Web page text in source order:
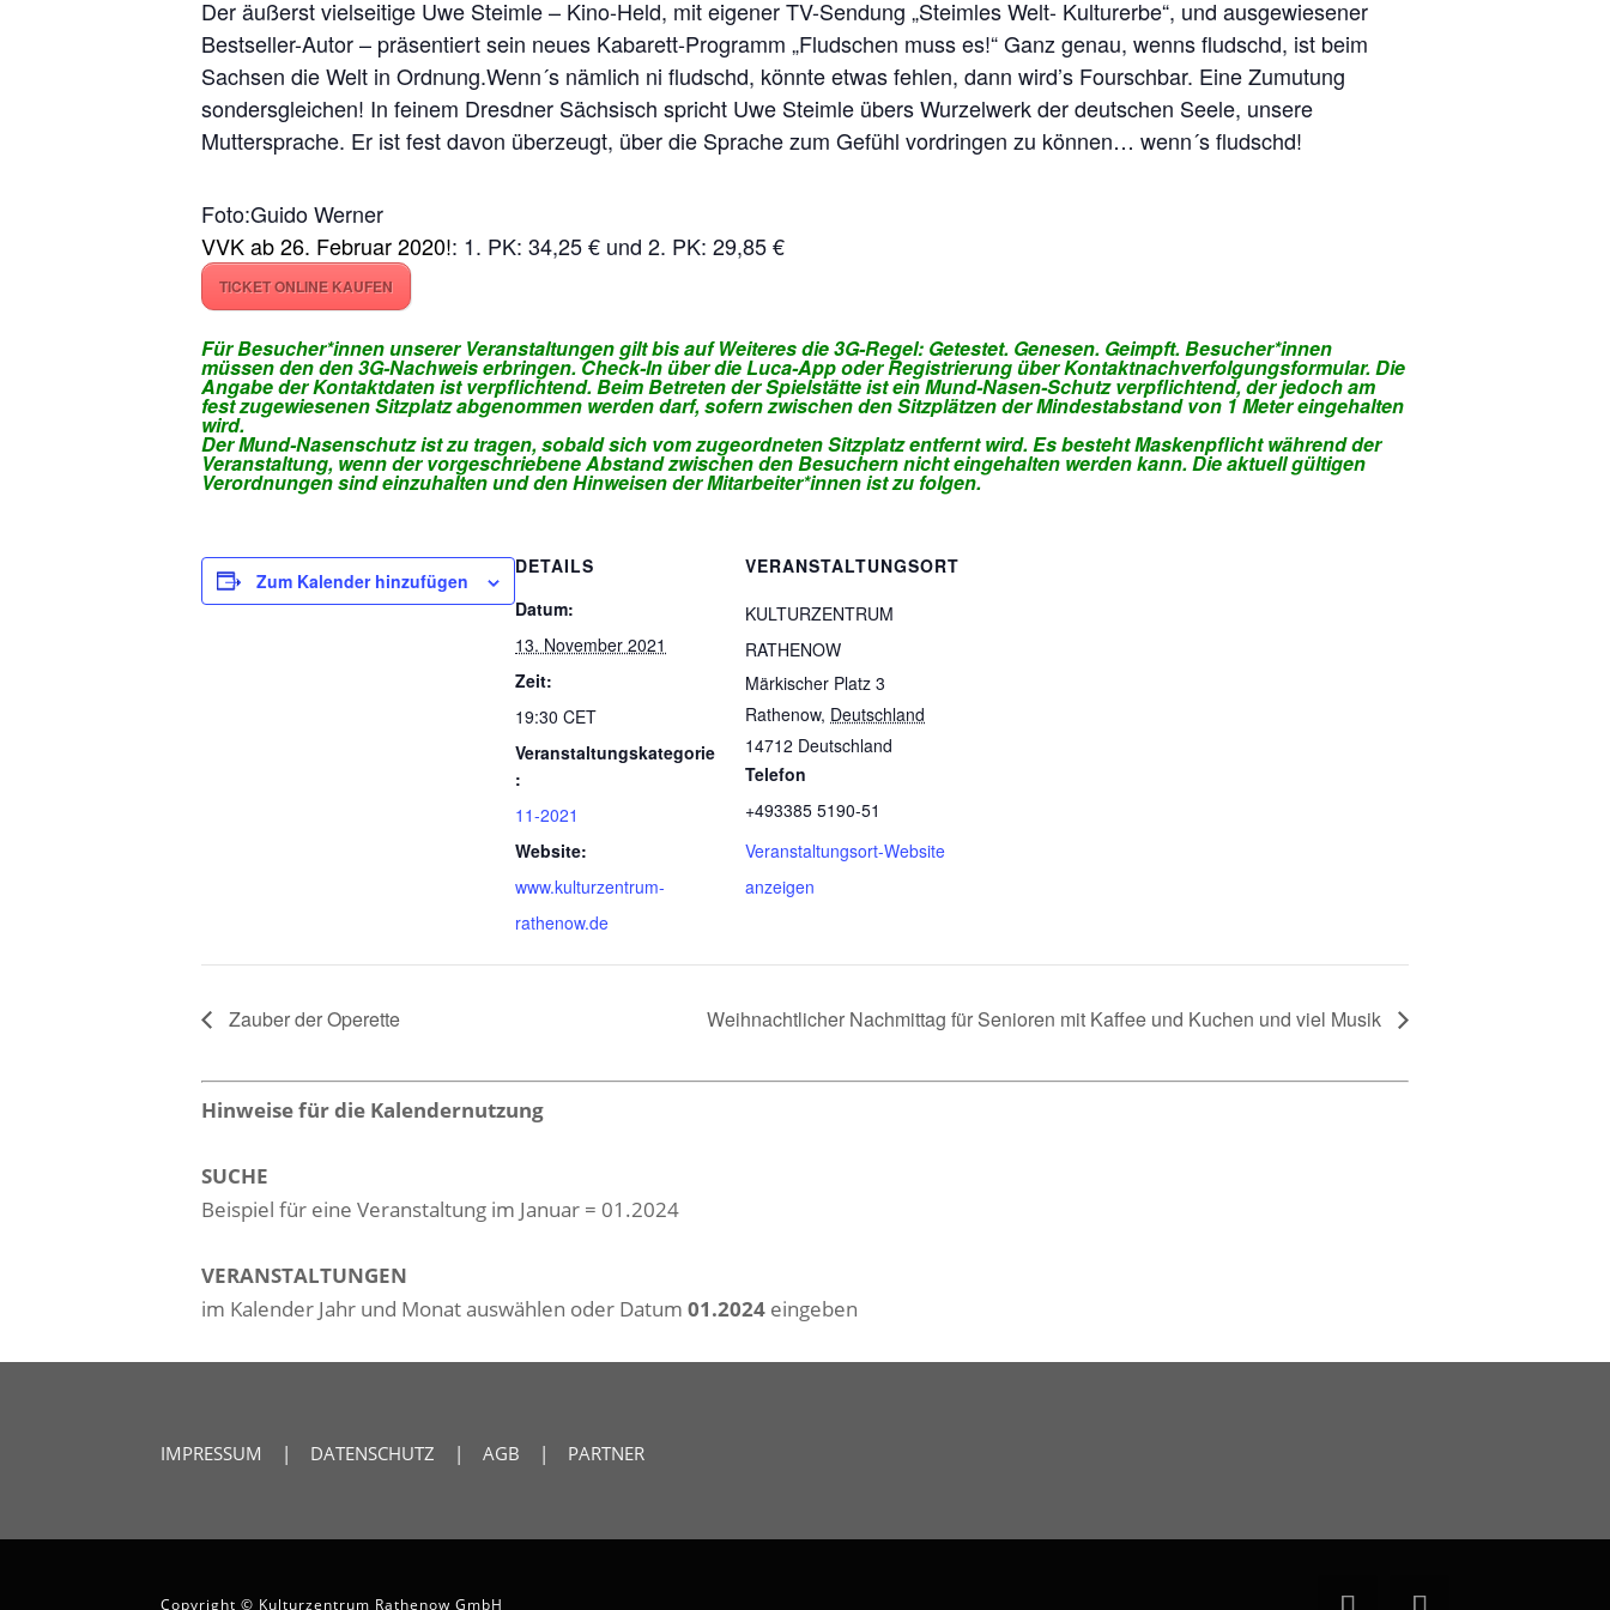
Der äußerst vielseitige Uwe Steimle – Kino-Held, mit eigener TV-Sendung „Steimles Welt- Kulturerbe“, und ausgewiesener
Bestseller-Autor – präsentiert sein neues Kabarett-Programm „Fludschen muss es!“ Ganz genau, wenns fludschd, ist beim
Sachsen die Welt in Ordnung.Wenn´s nämlich ni fludschd, könnte etwas fehlen, dann wird’s Fourschbar. Eine Zumutung
sondersgleichen! In feinem Dresdner Sächsisch spricht Uwe Steimle übers Wurzelwerk der deutschen Seele, unsere
Muttersprache. Er ist fest davon überzeugt, über die Sprache zum Gefühl vordringen zu können… wenn´s fludschd!
Foto:Guido Werner
VVK ab 26. Februar 2020!: 1. PK: 34,25 € und 2. PK: 29,85 €
TICKET ONLINE KAUFEN
Für Besucher*innen unserer Veranstaltungen gilt bis auf Weiteres die 3G-Regel: Getestet. Genesen. Geimpft. Besucher*innen
müssen den den 3G-Nachweis erbringen. Check-In über die Luca-App oder Registrierung über Kontaktnachverfolgungsformular. Die
Angabe der Kontaktdaten ist verpflichtend. Beim Betreten der Spielstätte ist ein Mund-Nasen-Schutz verpflichtend, der jedoch am
fest zugewiesenen Sitzplatz abgenommen werden darf, sofern zwischen den Sitzplätzen der Mindestabstand von 1 Meter eingehalten
wird.
Der Mund-Nasenschutz ist zu tragen, sobald sich vom zugeordneten Sitzplatz entfernt wird. Es besteht Maskenpflicht während der
Veranstaltung, wenn der vorgeschriebene Abstand zwischen den Besuchern nicht eingehalten werden kann. Die aktuell gültigen
Verordnungen sind einzuhalten und den Hinweisen der Mitarbeiter*innen ist zu folgen.
Zum Kalender hinzufügen
DETAILS
Datum:
13. November 2021
Zeit:
19:30 CET
Veranstaltungskategorie
:
11-2021
Website:
www.kulturzentrum-
rathenow.de
VERANSTALTUNGSORT
KULTURZENTRUM
RATHENOW
Märkischer Platz 3
Rathenow, Deutschland
14712 Deutschland
Telefon
+493385 5190-51
Veranstaltungsort-Website
anzeigen
Zauber der Operette Weihnachtlicher Nachmittag für Senioren mit Kaffee und Kuchen und viel Musik
Hinweise für die Kalendernutzung
SUCHE
Beispiel für eine Veranstaltung im Januar = 01.2024
VERANSTALTUNGEN
im Kalender Jahr und Monat auswählen oder Datum 01.2024 eingeben
IMPRESSUM | DATENSCHUTZ |AGB | PARTNER
Copyright © Kulturzentrum Rathenow GmbH